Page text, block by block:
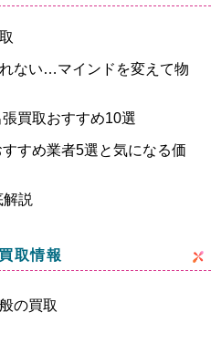
ない…マインドを変えて物
張買取おすすめ10選
すめ業者5選と気になる価
解説
取情報
の買取